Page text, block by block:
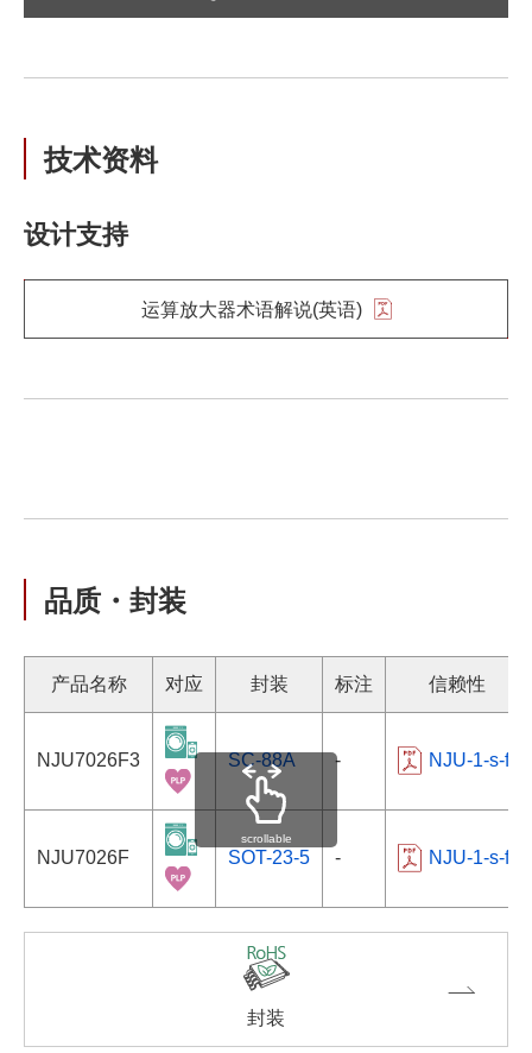
技术资料
设计支持
运算放大器术语解说(英语)
品质・封装
产品名称 对应 封装 标注 信赖性
NJU7026F3 SC-88A - NJU-1-s-fr
NJU7026F SOT-23-5 - NJU-1-s-fr
scrollable
封装